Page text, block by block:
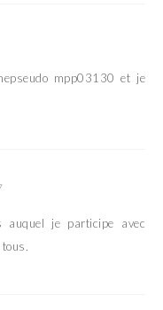
mpp03130 et je
je participe avec